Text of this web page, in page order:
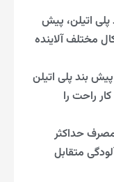
اتیلن، پیش
مختلف آلاینده
بند پلی اتیلن
راحت را
حداکثر
متقابل